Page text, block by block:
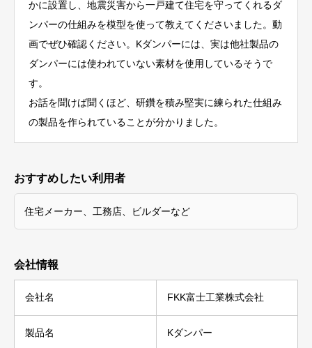
かに設置し、地震災害から一戸建て住宅を守ってくれるダ
ンパーの仕組みを模型を使って教えてくださいました。動
画でぜひ確認ください。Kダンパーには、実は他社製品の
ダンパーには使われていない素材を使用しているそうで
す。
お話を聞けば聞くほど、研鑽を積み堅実に練られた仕組み
の製品を作られていることが分かりました。
おすすめしたい利用者
住宅メーカー、工務店、ビルダーなど
会社情報
会社名 FKK富士工業株式会社
製品名 Kダンパー